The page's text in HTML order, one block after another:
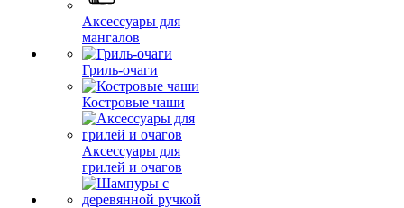
Аксессуары для
мангалов
Гриль-очаги
Костровые чаши
Аксессуары для
грилей и очагов